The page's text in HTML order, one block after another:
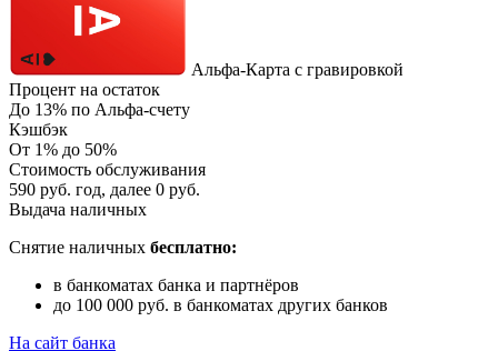
Альфа-Карта с гравировкой
Процент на остаток
До 13% по Альфа-счету
Кэшбэк
От 1% до 50%
Стоимость обслуживания
590 руб. год, далее 0 руб.
Выдача наличных
Снятие наличных бесплатно:
в банкоматах банка и партнёров
до 100 000 руб. в банкоматах других банков
На сайт банка